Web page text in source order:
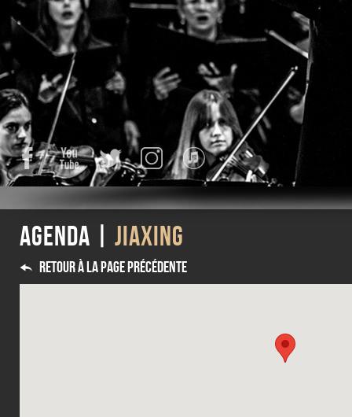
FacebookYouTube Twitter InstagramiTunes
Agenda | JIAXING
Retour à la page précédente